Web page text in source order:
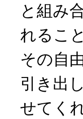
と組み
れること
その自
引き出
せてく